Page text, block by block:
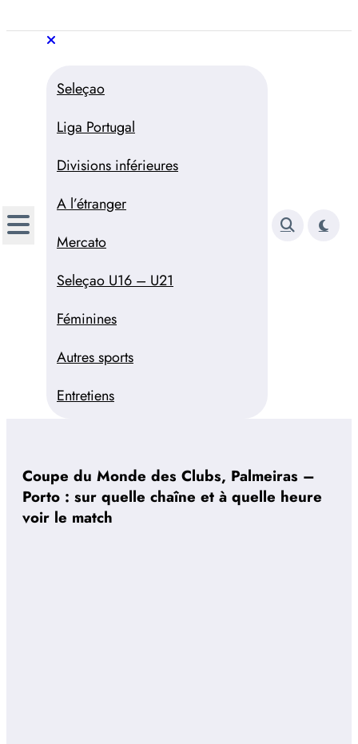
au
Trivela
L'actualité du football portugais
Seleçao
Liga Portugal
Divisions inférieures
A l’étranger
Mercato
Seleçao U16 – U21
Féminines
Autres sports
Entretiens
Coupe du Monde des Clubs, Palmeiras –
Porto : sur quelle chaîne et à quelle heure
voir le match